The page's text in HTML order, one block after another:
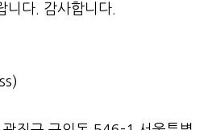
니다. 감사합니다.